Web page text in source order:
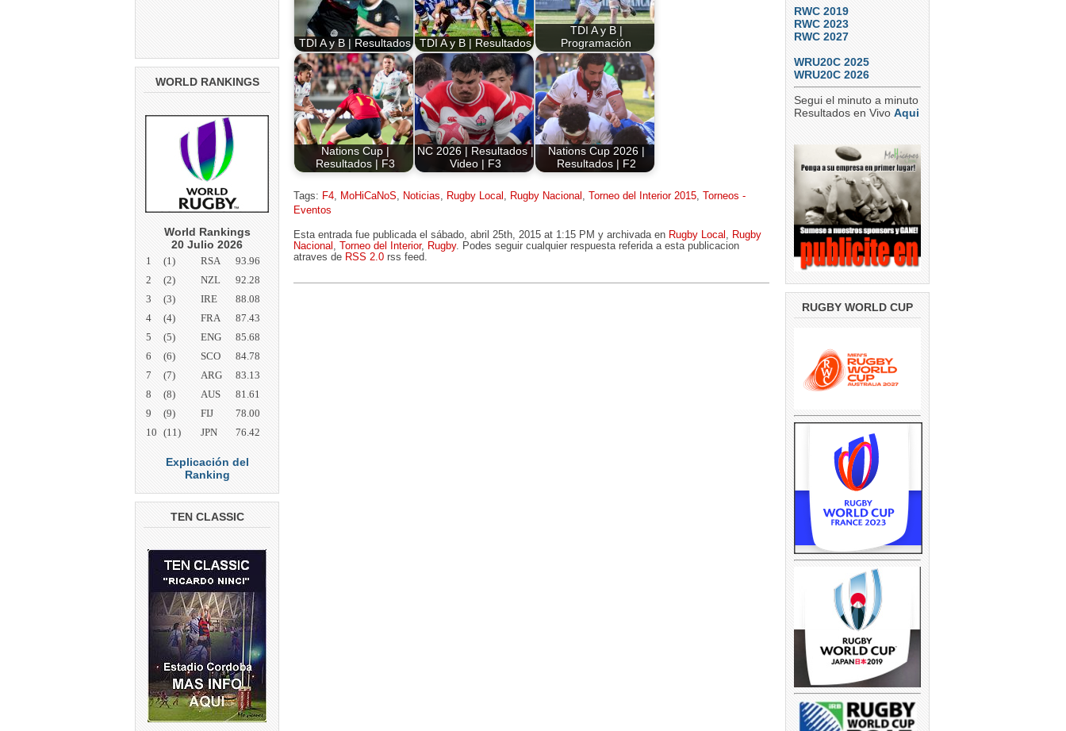
WORLD RANKINGS
World Rankings
20 Julio 2026
1 (1) RSA
93.96
2
(2) NZL
92.28
3
(3) IRE
88.08
4
(4) FRA
87.43
5
(5) ENG
85.68
6
(6) SCO
84.78
7
(7) ARG
83.13
8
(8) AUS
81.61
9
(9) FIJ
78.00
10 (11) JPN 76.42
Explicación del
Ranking
TEN CLASSIC
TDI A y B | Resultados TDI A y B | Resultados
TDI A y B |
Programación
Nations Cup |
Resultados | F3
NC 2026 | Resultados |
Video | F3
Nations Cup 2026 |
Resultados | F2
Tags: F4, MoHiCaNoS, Noticias, Rugby Local , Rugby Nacional , Torneo del Interior 2015,
Torneos -
Eventos
Esta entrada fue publicada el sábado, abril 25th, 2015 at 1:15 PM y archivada en Rugby Local , Rugby
Nacional , Torneo del Interior, Rugby. Podes seguir cualquier respuesta referida a esta publicacion
atraves de RSS 2.0 rss feed.
RWC 2019
RWC 2023
RWC 2027
WRU20C 2025
WRU20C 2026
Segui el minuto a minuto
Resultados en Vivo Aqui
RUGBY WORLD CUP